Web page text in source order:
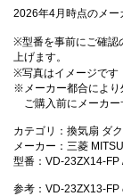
2026年4月時点のメー
※型番を事前にご確認
上げます。
※写真はイメージです
※メーカー都合により
ご購入前にメーカー
カテゴリ：換気扇 ダ
メーカー：三菱
型番：VD-23ZX14-FP
参考：VD-23ZX13-FP